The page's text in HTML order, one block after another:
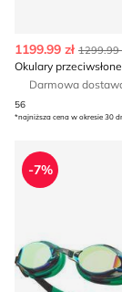
1199.99 zł 1299.99
Darmowa
56
*najniższa cena w okresie 30
Nike Swim -
-7%